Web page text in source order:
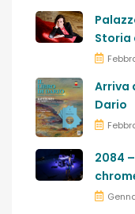
Storia
Arriva
Dario
2084